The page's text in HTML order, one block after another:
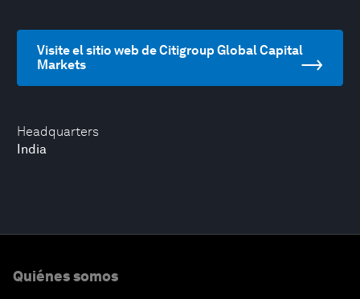
Headquarters
India
Visite el sitio web de Citigroup Global Capital
Markets
Quiénes somos